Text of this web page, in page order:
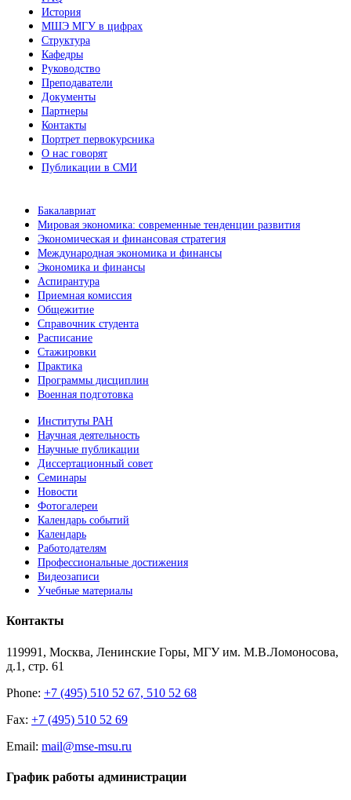
История
МШЭ МГУ в цифрах
Структура
Кафедры
Руководство
Преподаватели
Документы
Партнеры
Контакты
Портрет первокурсника
О нас говорят
Публикации в СМИ
Бакалавриат
Мировая экономика: современные тенденции развития
Экономическая и финансовая стратегия
Международная экономика и финансы
Экономика и финансы
Аспирантура
Приемная комиссия
Общежитие
Справочник студента
Расписание
Стажировки
Практика
Программы дисциплин
Военная подготовка
Институты РАН
Научная деятельность
Научные публикации
Диссертационный совет
Семинары
Новости
Фотогалереи
Календарь событий
Календарь
Работодателям
Профессиональные достижения
Видеозаписи
Учебные материалы
Контакты
119991, Москва, Ленинские Горы, МГУ им. М.В.Ломоносова,
д.1, стр. 61
Phone: +7 (495) 510 52 67, 510 52 68
Fax: +7 (495) 510 52 69
Email: mail@mse-msu.ru
График работы администрации